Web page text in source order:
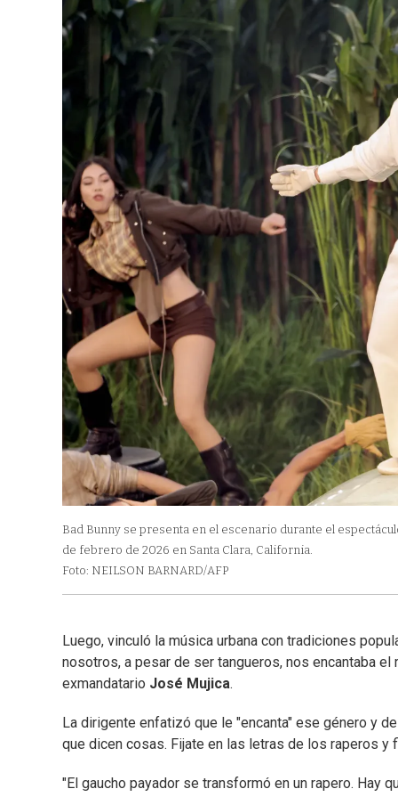
Bad Bunny se presenta en el escenario durante el
de febrero de 2026 en Santa Clara, California.
Foto: NEILSON BARNARD/AFP
Luego, vinculó la música urbana con tradiciones
nosotros, a pesar de ser tangueros, nos encantaba
exmandatario José Mujica.
La dirigente enfatizó que le "encanta" ese género y
que dicen cosas. Fijate en las letras de los raperos y
"El gaucho payador se transformó en un rapero. Hay